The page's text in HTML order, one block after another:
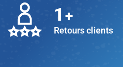
1 +
Retours clients